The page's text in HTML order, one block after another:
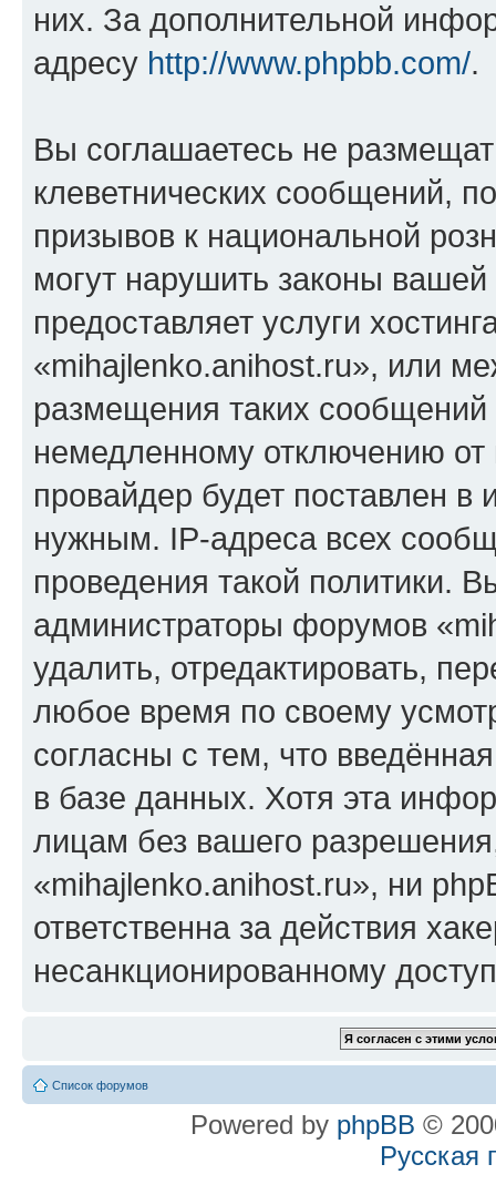
них. За дополнительной
адресу http://www.phpbb.com/.
Вы соглашаетесь не
клеветнических сообщений,
призывов к национальной
могут нарушить законы
предоставляет услуги
«mihajlenko.anihost.ru», или
размещения таких
немедленному отключению
провайдер будет поставлен в
нужным. IP-адреса всех
проведения такой политики.
администраторы форумов
удалить, отредактировать,
любое время по своему
согласны с тем, что
в базе данных. Хотя эта
лицам без вашего
«mihajlenko.anihost.ru», ни
ответственна за действия
несанкционированному
Список форумов
Powered by phpBB ©
Русская